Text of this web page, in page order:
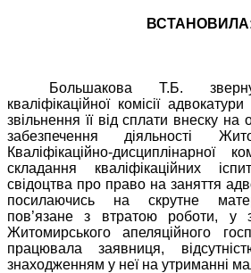
Большакова Т.Б.
кваліфікаційної комісії
звільнення її від сплати внеску на
забезпечення діяльності
Кваліфікаційно-дисциплінарної
складання кваліфікаційних
свідоцтва про право на заняття
посилаючись на скрутне
пов’язане з втратою роботи, у
Житомирського апеляційного
працювала заявниця,
знаходженням у неї на утриманні